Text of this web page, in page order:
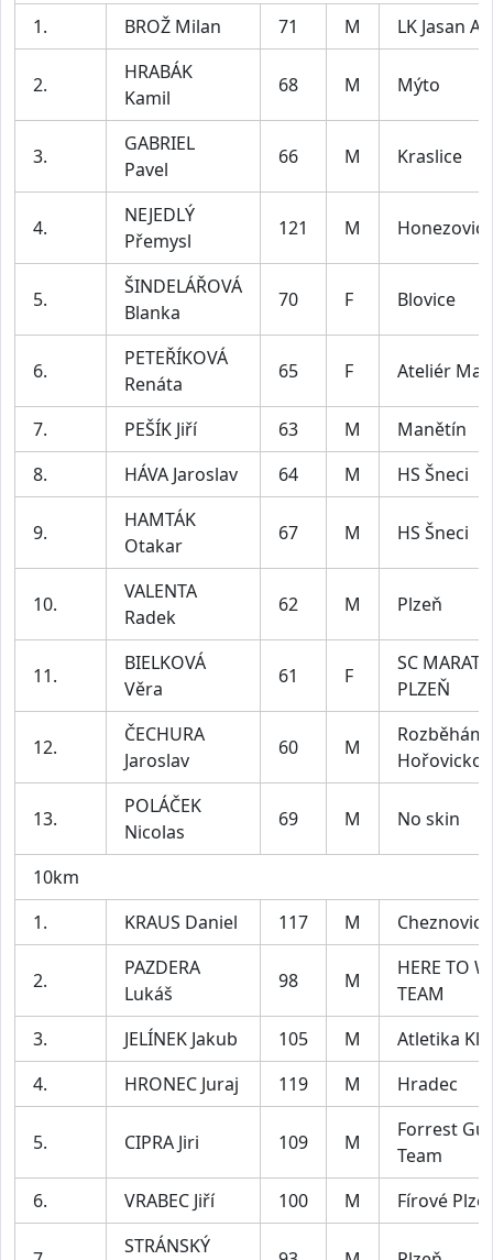
1.
BROŽ Milan 71 M LK Jasan Aš
2.
HRABÁK
Kamil
68 M Mýto
3.
GABRIEL
Pavel
66 M Kraslice
4.
NEJEDLÝ
Přemysl
121 M Honezovice
5.
ŠINDELÁŘOVÁ
Blanka
70 F Blovice
6.
PETEŘÍKOVÁ
Renáta
65 F Ateliér
7. PEŠÍK Jiří 63 M
Manětín
8.
HÁVA Jaroslav 64 M HS Šneci
9.
HAMTÁK
Otakar
67 M HS Šneci
10.
VALENTA
Radek
62 M Plzeň
11.
BIELKOVÁ
Věra
61 F
SC
PLZEŇ
12.
ČECHURA
Jaroslav
60 M
Hořovicko
13.
POLÁČEK
Nicolas
69 M No skin
10km
1.
KRAUS Daniel 117 M Cheznovice
2.
PAZDERA
Lukáš
98 M
HERE TO
TEAM
3.
JELÍNEK Jakub 105 M
Atletika
4.
HRONEC Juraj 119 M Hradec
5. CIPRA Jiri 109 M
Forrest
Team
6.
VRABEC Jiří 100 M Fírové
STRÁNSKÝ